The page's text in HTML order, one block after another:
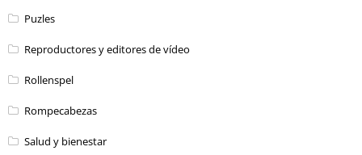
Puzles
Reproductores y editores de vídeo
Rollenspel
Rompecabezas
Salud y bienestar